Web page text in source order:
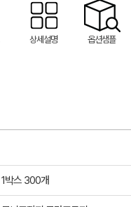
상세설명 옵션샘플
1박스 300개